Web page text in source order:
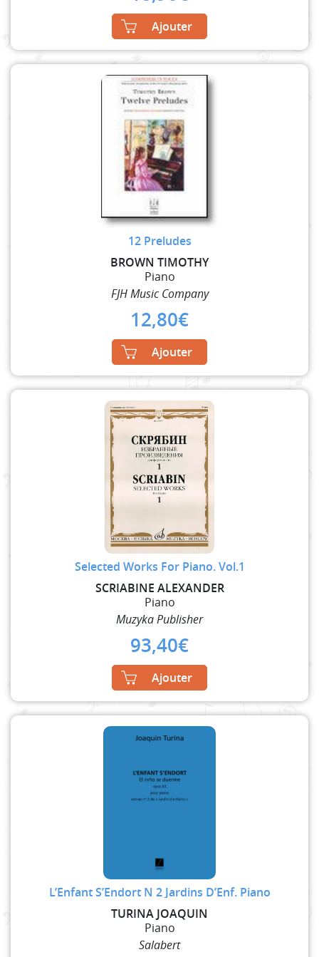
Ajouter
12 Preludes
BROWN TIMOTHY
Piano
FJH Music Company
12,80€
Ajouter
Selected Works For Piano. Vol.1
SCRIABINE ALEXANDER
Piano
Muzyka Publisher
93,40€
Ajouter
L’Enfant S’Endort N 2 Jardins D’Enf. Piano
TURINA JOAQUIN
Piano
Salabert